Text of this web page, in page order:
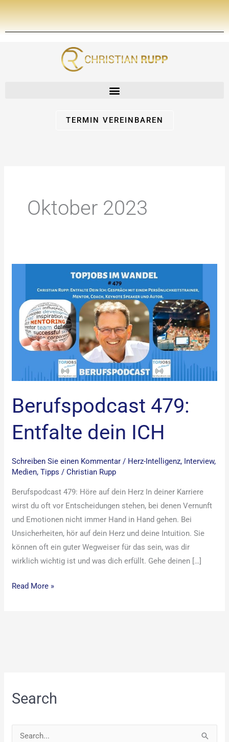
springen
TERMIN VEREINBAREN
Oktober 2023
Berufspodcast 479:
Entfalte dein ICH
Schreiben Sie einen Kommentar / Herz-Intelligenz, Interview,
Medien,Tipps /Christian Rupp
Berufspodcast 479: Höre auf dein Herz In deiner Karriere
wirst du oft vor Entscheidungen stehen, bei denen Vernunft
und Emotionen nicht immer Hand in Hand gehen. Bei
Unsicherheiten, hör auf dein Herz und deine Intuition. Sie
können oft ein guter Wegweiser für das sein, was dir
wirklich wichtig ist und was dich erfüllt. Gehe deinen […]
Entfalte
dein
Read More »
Search